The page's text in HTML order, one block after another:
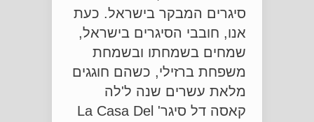
סיגרים המבקר בישראל. כעת
אנו, חובבי הסיגרים בישראל,
שמחים בשמחתו ובשמחת
משפחת ברזילי, כשהם חוגגים
מלאת עשרים שנה ל'לה
קאסה דל סיגר' La Casa Del